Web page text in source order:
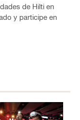
de Hilti en
y participe en